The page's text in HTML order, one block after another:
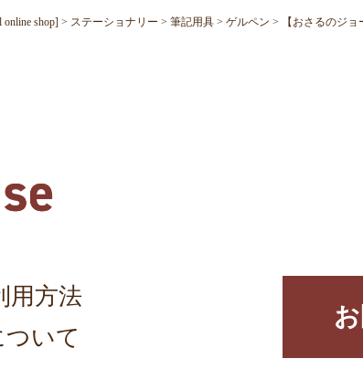
shop] ステーショナリー 筆記用具 ゲルペン 【おさるのジ
用方法
いて